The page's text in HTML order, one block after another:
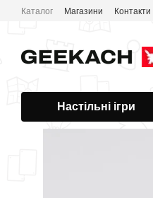
Перейти до основного контенту
Каталог Магазини Контакти
Настільні ігри